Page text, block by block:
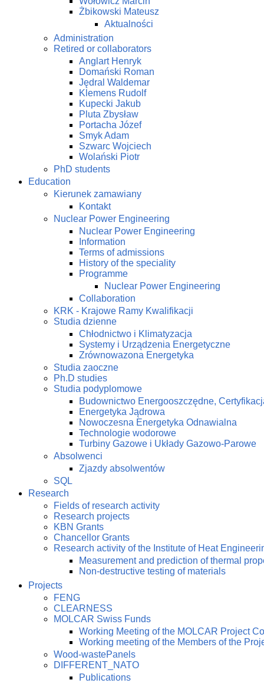
Żbikowski Mateusz
Aktualności
Administration
Retired or collaborators
Anglart Henryk
Domański Roman
Jędral Waldemar
Klemens Rudolf
Kupecki Jakub
Pluta Zbysław
Portacha Józef
Smyk Adam
Szwarc Wojciech
Wolański Piotr
PhD students
Education
Kierunek zamawiany
Kontakt
Nuclear Power Engineering
Nuclear Power Engineering
Information
Terms of admissions
History of the speciality
Programme
Nuclear Power Engineering
Collaboration
KRK - Krajowe Ramy Kwalifikacji
Studia dzienne
Chłodnictwo i Klimatyzacja
Systemy i Urządzenia Energetyczne
Zrównowazona Energetyka
Studia zaoczne
Ph.D studies
Studia podyplomowe
Budownictwo Energooszczędne,
Energetyka Jądrowa
Nowoczesna Energetyka Odnawialna
Technologie wodorowe
Turbiny Gazowe i Układy Gazowo-Parowe
Absolwenci
Zjazdy absolwentów
SQL
Research
Fields of research activity
Research projects
KBN Grants
Chancellor Grants
Research activity of the Institute of Heat
Measurement and prediction of thermal
Non-destructive testing of materials
Projects
FENG
CLEARNESS
MOLCAR Swiss Funds
Working Meeting of the MOLCAR Project
Working meeting of the Members of the
Wood-wastePanels
DIFFERENT_NATO
Publications